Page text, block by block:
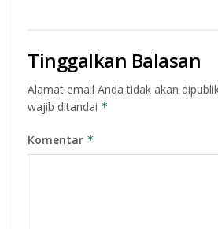
Tinggalkan Balasan
Alamat email Anda tidak akan
wajib ditandai *
Komentar *